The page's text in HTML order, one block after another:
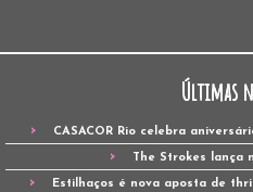
Últimas
CASACOR Rio celebra
The Strokes lança
Estilhaços é nova aposta de